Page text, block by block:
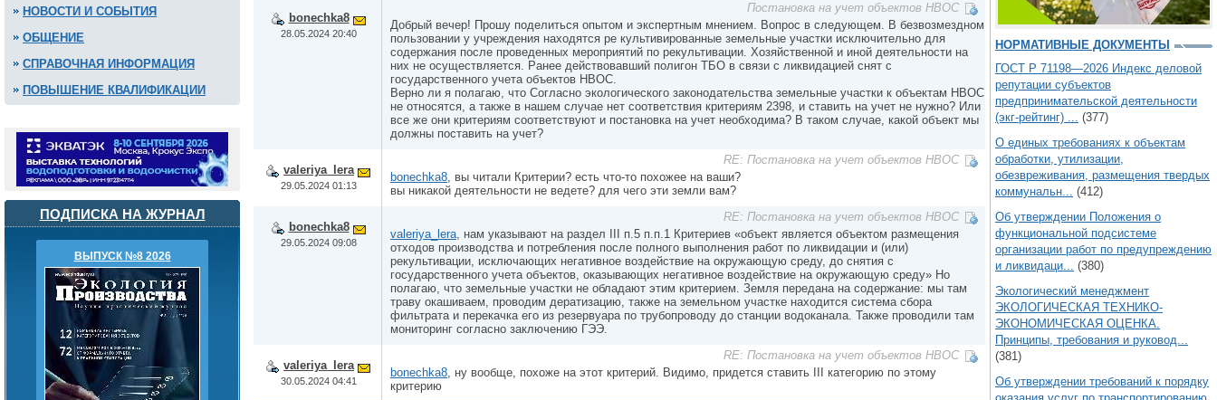
НОВОСТИ И СОБЫТИЯ
ОБЩЕНИЕ
СПРАВОЧНАЯ ИНФОРМАЦИЯ
ПОВЫШЕНИЕ КВАЛИФИКАЦИИ
ПОДПИСКА НА ЖУРНАЛ
ВЫПУСК №8 2026
bonechka8
28.05.2024 20:40
Постановка на учет объектов НВОС
Добрый вечер! Прошу поделиться опытом и экспертным мнением. Вопрос в следующем. В безвозмездном
пользовании у учреждения находятся ре культивированные земельные участки исключительно для
содержания после проведенных мероприятий по рекультивации. Хозяйственной и иной деятельности на
них не осуществляется. Ранее действовавший полигон ТБО в связи с ликвидацией снят с
государственного учета объектов НВОС.
Верно ли я полагаю, что Согласно экологического законодательства земельные участки к объектам НВОС
не относятся, а также в нашем случае нет соответствия критериям 2398, и ставить на учет не нужно? Или
все же они критериям соответствуют и постановка на учет необходима? В таком случае, какой объект мы
должны поставить на учет?
valeriya_lera
29.05.2024 01:13
RE: Постановка на учет объектов НВОС
bonechka8, вы читали Критерии? есть что-то похожее на ваши?
вы никакой деятельности не ведете? для чего эти земли вам?
bonechka8
29.05.2024 09:08
RE: Постановка на учет объектов НВОС
valeriya_lera, нам указывают на раздел III п.5 п.п.1 Критериев «объект является объектом размещения
отходов производства и потребления после полного выполнения работ по ликвидации и (или)
рекультивации, исключающих негативное воздействие на окружающую среду, до снятия с
государственного учета объектов, оказывающих негативное воздействие на окружающую среду» Но
полагаю, что земельные участки не обладают этим критерием. Земля передана на содержание: мы там
траву окашиваем, проводим дератизацию, также на земельном участке находится система сбора
фильтрата и перекачка его из резервуара по трубопроводу до станции водоканала. Также проводили там
мониторинг согласно заключению ГЭЭ.
valeriya_lera
30.05.2024 04:41
RE: Постановка на учет объектов НВОС
bonechka8, ну вообще, похоже на этот критерий. Видимо, придется ставить III категорию по этому
критерию
НОРМАТИВНЫЕ ДОКУМЕНТЫ
ГОСТ Р 71198—2026 Индекс деловой
репутации субъектов
предпринимательской деятельности
(экг-рейтинг) ... (377)
О единых требованиях к объектам
обработки, утилизации,
обезвреживания, размещения твердых
коммунальн... (412)
Об утверждении Положения о
функциональной подсистеме
организации работ по предупреждению
и ликвидаци... (380)
Экологический менеджмент
ЭКОЛОГИЧЕСКАЯ ТЕХНИКО-
ЭКОНОМИЧЕСКАЯ ОЦЕНКА.
Принципы, требования и руковод...
(381)
Об утверждении требований к порядку